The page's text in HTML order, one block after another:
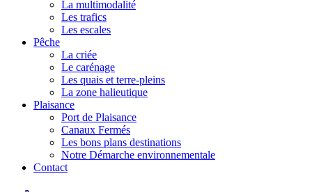
La multimodalité
Les trafics
Les escales
Pêche
La criée
Le carénage
Les quais et terre-pleins
La zone halieutique
Plaisance
Port de Plaisance
Canaux Fermés
Les bons plans destinations
Notre Démarche environnementale
Contact